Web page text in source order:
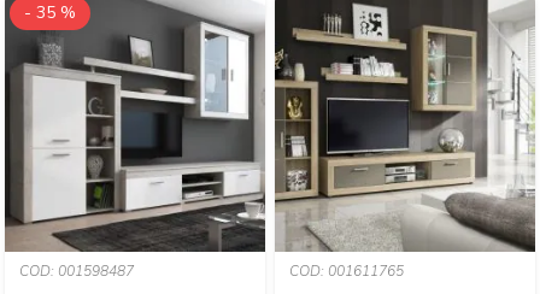
COD: 001598487
- 35 %
COD: 001611765